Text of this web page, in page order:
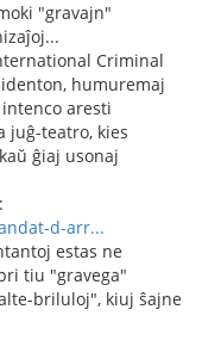
"gravajn"
Criminal
humuremaj
aresti
juĝ-teatro, kies
ĝiaj usonaj
d-arr...
estas ne
tiu "gravega"
briluloj", kiuj ŝajne